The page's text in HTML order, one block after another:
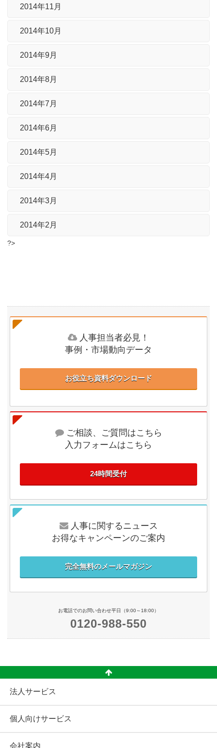
2014年11月
2014年10月
2014年9月
2014年8月
2014年7月
2014年6月
2014年5月
2014年4月
2014年3月
2014年2月
?>
人事担当者必見！
事例・市場動向データ
お役立ち資料ダウンロード
ご相談、ご質問はこちら
入力フォームはこちら
24時間受付
人事に関するニュース
お得なキャンペーンのご案内
完全無料のメールマガジン
お電話でのお問い合わせ平日（9:00～18:00）
0120-988-550
法人サービス
個人向けサービス
会社案内